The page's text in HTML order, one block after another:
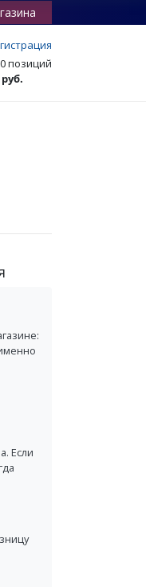
0 позиций
Если